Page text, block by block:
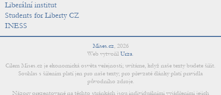
Liberální institut
Students for Liberty CZ
INESS
Mises.cz, 2026
Web vytvořil Urza.
Cílem Mises.cz je ekonomická osvěta veřejnosti; uvítáme, když naše texty budete šířit.
Souhlas s šířením platí jen pro naše texty; pro převzaté články platí pravidla
původního zdroje.
Názory prezentované na těchto stránkách jsou individuálními vyjádřeními jejich